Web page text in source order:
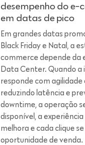
desempenho do e-
em datas de pico
Em grandes datas
Black Friday e Natal, a
commerce depende da
Data Center. Quando
responde com agilidade
reduzindo latência e
downtime, a operação
disponível, a
melhora e cada clique
oportunidade de venda.